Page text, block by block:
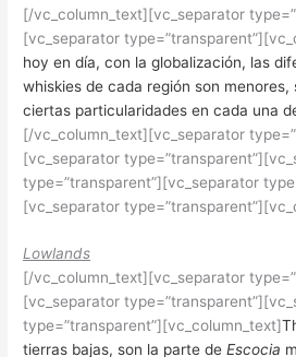
[/vc_column_text][vc_separator
[vc_separator
hoy en día, con la globalización, las
whiskies de cada región son menores,
ciertas particularidades en cada una
[/vc_column_text][vc_separator
[vc_separator
type=”transparent”][vc_separator
[vc_separator
Lowlands
[/vc_column_text][vc_separator
[vc_separator
type=”transparent”][vc_column_text]
tierras bajas, son la parte deEscocia